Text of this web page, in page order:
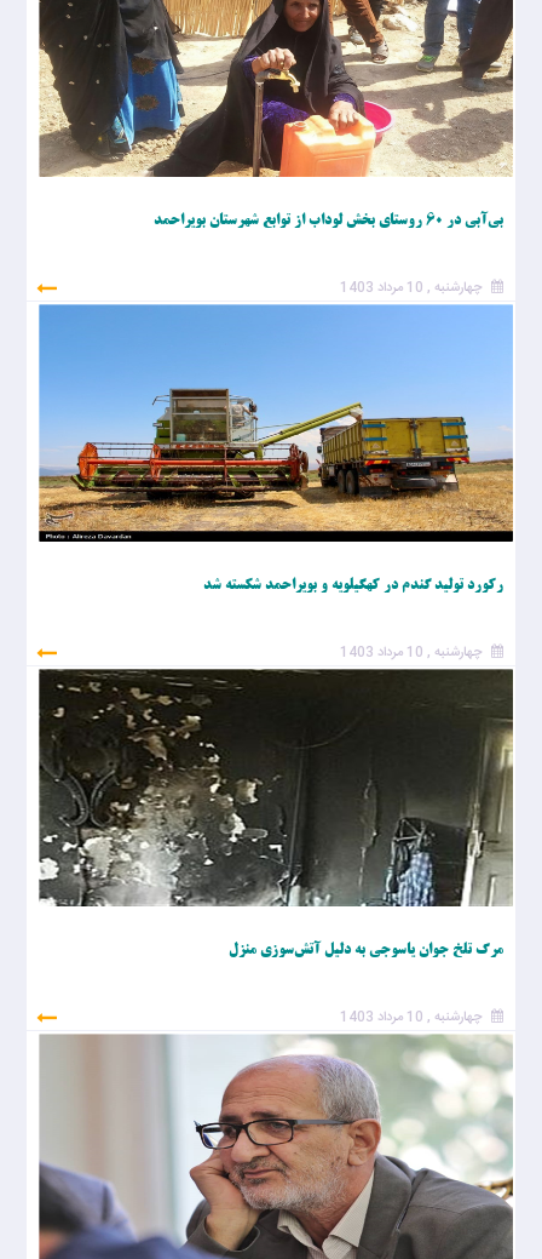
بی‌آبی در ۶۰ روستای بخش لوداب از توابع شهرستان بویراحمد
چهارشنبه , 10 مرداد 1403
رکورد تولید گندم در کهگیلویه و بویراحمد شکسته شد
چهارشنبه , 10 مرداد 1403
مرگ تلخ جوان یاسوجی به دلیل آتش‌سوزی منزل
چهارشنبه , 10 مرداد 1403